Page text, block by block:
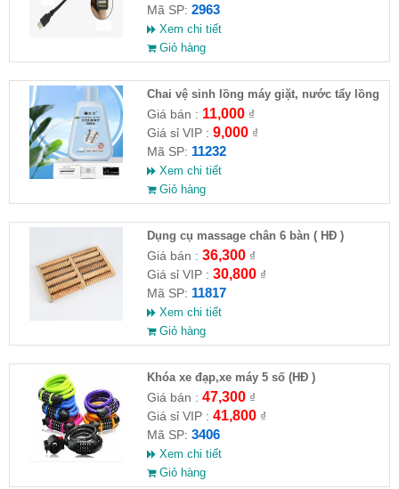
Mã SP: 2963
Xem chi tiết
Giỏ hàng
Chai vệ sinh lồng máy giặt, nước tẩy lồng
máy giặt CLEANING FLUID
Giá bán : 11,000₫
Giá sỉ VIP : 9,000₫
Mã SP: 11232
Xem chi tiết
Giỏ hàng
Dụng cụ massage chân 6 bàn ( HĐ )
Giá bán : 36,300₫
Giá sỉ VIP : 30,800₫
Mã SP: 11817
Xem chi tiết
Giỏ hàng
Khóa xe đạp,xe máy 5 số (HĐ )
Giá bán : 47,300₫
Giá sỉ VIP : 41,800₫
Mã SP: 3406
Xem chi tiết
Giỏ hàng